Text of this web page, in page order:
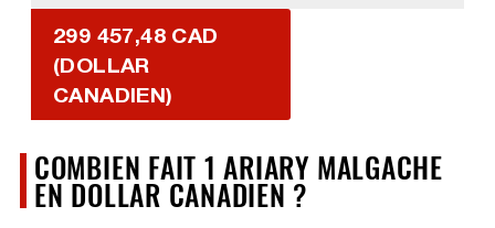
299 457,48 CAD
(DOLLAR
CANADIEN)
COMBIEN FAIT 1 ARIARY MALGACHE
EN DOLLAR CANADIEN ?